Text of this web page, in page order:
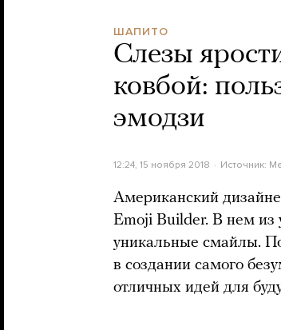
ШАПИТО
Слезы
ковбой:
эмодзи
12:24, 15 ноября 2018 Источник:
Американский
Emoji Builder. В нем из
уникальные смайлы.
в создании самого
отличных идей для